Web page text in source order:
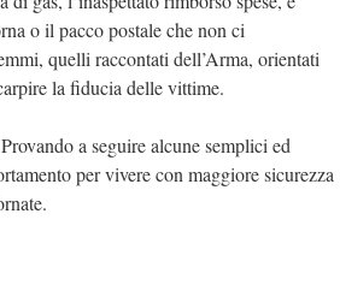
o il pacco postale che non ci
quelli raccontati dell’Arma, orientati
la fiducia delle vittime.
a seguire alcune semplici ed
per vivere con maggiore sicurezza